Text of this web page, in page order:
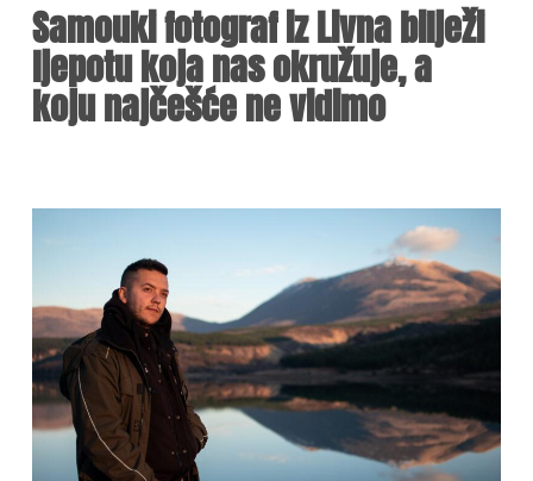
Samouki fotograf iz Livna bilježi
ljepotu koja nas okružuje, a
koju najčešće ne vidimo